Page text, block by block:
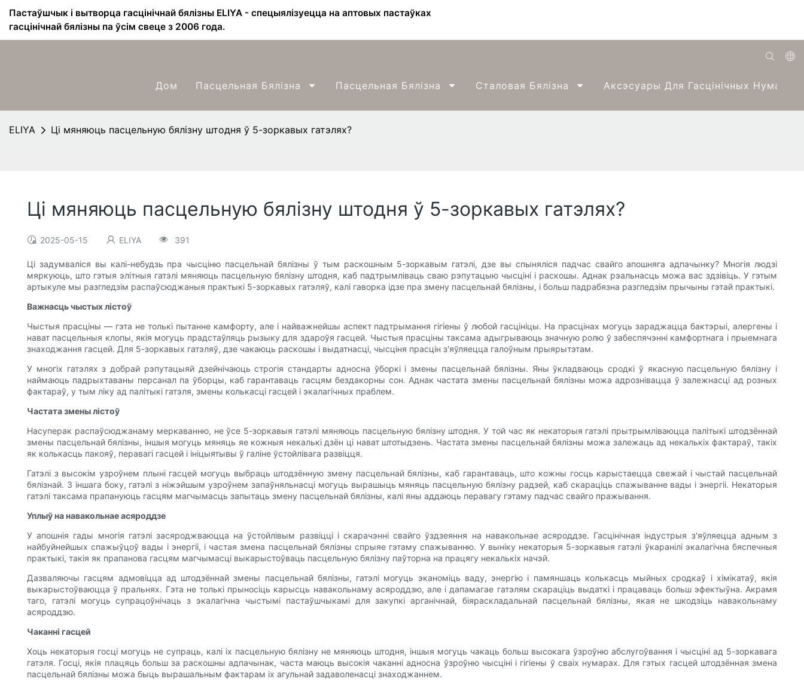
Пастаўшчык і вытворца гасцінічнай бялізны ELIYA - спецыялізуецца на аптовых пастаўках
гасцінічнай бялізны па ўсім свеце з 2006 года.
العربية
Дом Пасцельная Бялізна Пасцельная Бялізна Сталовая Бялізна Аксэсуары Для Гасцінічных Нумароў
ELIYA Ці мяняюць пасцельную бялізну штодня ў 5-зоркавых гатэлях?
Ці мяняюць пасцельную бялізну штодня ў 5-зоркавых гатэлях?
2025-05-15 ELIYA 391
Ці задумваліся вы калі-небудзь пра чысціню пасцельнай бялізны ў тым раскошным 5-зоркавым гатэлі, дзе вы спыняліся падчас свайго апошняга адпачынку? Многія людзі
мяркуюць, што гэтыя элітныя гатэлі мяняюць пасцельную бялізну штодня, каб падтрымліваць сваю рэпутацыю чысціні і раскошы. Аднак рэальнасць можа вас здзівіць. У гэтым
артыкуле мы разгледзім распаўсюджаныя практыкі 5-зоркавых гатэляў, калі гаворка ідзе пра змену пасцельнай бялізны, і больш падрабязна разгледзім прычыны гэтай практыкі.
Важнасць чыстых лістоў
Чыстыя прасціны — гэта не толькі пытанне камфорту, але і найважнейшы аспект падтрымання гігіены ў любой гасцініцы. На прасцінах могуць зараджацца бактэрыі, алергены і
нават пасцельныя клопы, якія могуць прадстаўляць рызыку для здароўя гасцей. Чыстыя прасціны таксама адыгрываюць значную ролю ў забеспячэнні камфортнага і прыемнага
знаходжання гасцей. Для 5-зоркавых гатэляў, дзе чакаюць раскошы і выдатнасці, чысціня прасцін з'яўляецца галоўным прыярытэтам.
У многіх гатэлях з добрай рэпутацыяй дзейнічаюць строгія стандарты адносна ўборкі і змены пасцельнай бялізны. Яны ўкладваюць сродкі ў якасную пасцельную бялізну і
наймаюць падрыхтаваны персанал па ўборцы, каб гарантаваць гасцям бездакорны сон. Аднак частата змены пасцельнай бялізны можа адрознівацца ў залежнасці ад розных
фактараў, у тым ліку ад палітыкі гатэля, змены колькасці гасцей і экалагічных праблем.
Частата змены лістоў
Насуперак распаўсюджанаму меркаванню, не ўсе 5-зоркавыя гатэлі мяняюць пасцельную бялізну штодня. У той час як некаторыя гатэлі прытрымліваюцца палітыкі штодзённай
змены пасцельнай бялізны, іншыя могуць мяняць яе кожныя некалькі дзён ці нават штотыдзень. Частата змены пасцельнай бялізны можа залежаць ад некалькіх фактараў, такіх
як колькасць пакояў, перавагі гасцей і ініцыятывы ў галіне ўстойлівага развіцця.
Гатэлі з высокім узроўнем плыні гасцей могуць выбраць штодзённую змену пасцельнай бялізны, каб гарантаваць, што кожны госць карыстаецца свежай і чыстай пасцельнай
бялізнай. З іншага боку, гатэлі з ніжэйшым узроўнем запаўняльнасці могуць вырашыць мяняць пасцельную бялізну радзей, каб скараціць спажыванне вады і энергіі. Некаторыя
гатэлі таксама прапануюць гасцям магчымасць запытаць змену пасцельнай бялізны, калі яны аддаюць перавагу гэтаму падчас свайго пражывання.
Уплыў на навакольнае асяроддзе
У апошнія гады многія гатэлі засяроджваюцца на ўстойлівым развіцці і скарачэнні свайго ўздзеяння на навакольнае асяроддзе. Гасцінічная індустрыя з'яўляецца адным з
найбуйнейшых спажыўцоў вады і энергіі, і частая змена пасцельнай бялізны спрыяе гэтаму спажыванню. У выніку некаторыя 5-зоркавыя гатэлі ўкаранілі экалагічна бяспечныя
практыкі, такія як прапанова гасцям магчымасці выкарыстоўваць пасцельную бялізну паўторна на працягу некалькіх начэй.
Дазваляючы гасцям адмовіцца ад штодзённай змены пасцельнай бялізны, гатэлі могуць эканоміць ваду, энергію і памяншаць колькасць мыйных сродкаў і хімікатаў, якія
выкарыстоўваюцца ў пральнях. Гэта не толькі прыносіць карысць навакольнаму асяроддзю, але і дапамагае гатэлям скараціць выдаткі і працаваць больш эфектыўна. Акрамя
таго, гатэлі могуць супрацоўнічаць з экалагічна чыстымі пастаўшчыкамі для закупкі арганічнай, біяраскладальнай пасцельнай бялізны, якая не шкодзіць навакольнаму
асяроддзю.
Чаканні гасцей
Хоць некаторыя госці могуць не супраць, калі іх пасцельную бялізну не мяняюць штодня, іншыя могуць чакаць больш высокага ўзроўню абслугоўвання і чысціні ад 5-зоркавага
гатэля. Госці, якія плацяць больш за раскошны адпачынак, часта маюць высокія чаканні адносна ўзроўню чысціні і гігіены ў сваіх нумарах. Для гэтых гасцей штодзённая змена
пасцельнай бялізны можа быць вырашальным фактарам іх агульнай задаволенасці знаходжаннем.